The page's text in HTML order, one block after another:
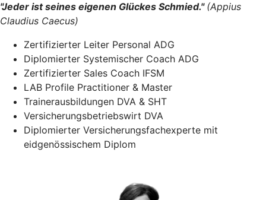
"Jeder ist seines eigenen Glückes Schmied." (Appius
Claudius Caecus)
​Zertifizierter Leiter Personal ADG
Diplomierter Systemischer Coach ADG
Zertifizierter Sales Coach IFSM
LAB Profile Practitioner & Master
Trainerausbildungen DVA & SHT
Versicherungsbetriebswirt DVA
Diplomierter Versicherungsfachexperte mit
eidgenössischem Diplom